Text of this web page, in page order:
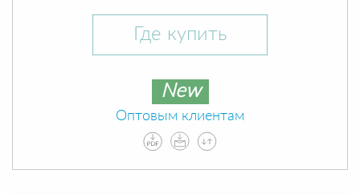
Где купить
New
Оптовым клиентам